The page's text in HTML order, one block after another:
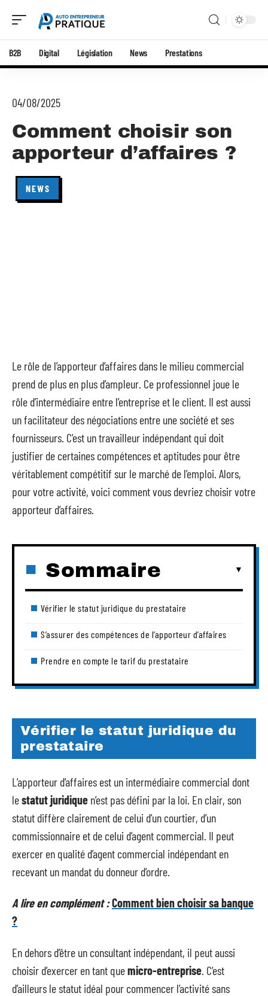
B2B Digital Législation News Prestations
04/08/2025
Comment choisir son
apporteur d’affaires ?
NEWS
Le rôle de l’apporteur d’affaires dans le milieu commercial
prend de plus en plus d’ampleur. Ce professionnel joue le
rôle d’intermédiaire entre l’entreprise et le client. Il est aussi
un facilitateur des négociations entre une société et ses
fournisseurs. C’est un travailleur indépendant qui doit
justifier de certaines compétences et aptitudes pour être
véritablement compétitif sur le marché de l’emploi. Alors,
pour votre activité, voici comment vous devriez choisir votre
apporteur d’affaires.
Sommaire
Vérifier le statut juridique du prestataire
S’assurer des compétences de l’apporteur d’affaires
Prendre en compte le tarif du prestataire
Vérifier le statut juridique du
prestataire
L’apporteur d’affaires est un intermédiaire commercial dont
lestatut juridique n’est pas défini par la loi. En clair, son
statut diffère clairement de celui d’un courtier, d’un
commissionnaire et de celui d’agent commercial. Il peut
exercer en qualité d’agent commercial indépendant en
recevant un mandat du donneur d’ordre.
A lire en complément :Comment bien choisir sa banque
?
En dehors d’être un consultant indépendant, il peut aussi
choisir d’exercer en tant quemicro-entreprise . C’est
d’ailleurs le statut idéal pour commencer l’activité sans